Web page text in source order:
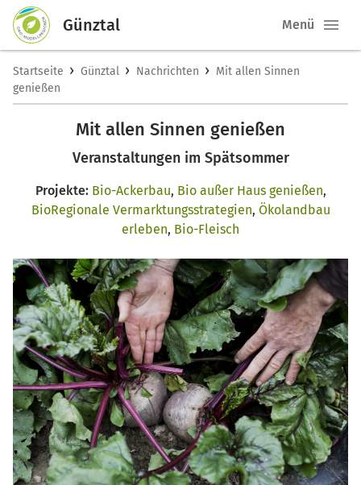
Günztal Menü
Startseite › Günztal › Nachrichten › Mit allen Sinnen
genießen
Mit allen Sinnen genießen
Veranstaltungen im Spätsommer
Projekte: Bio-Ackerbau, Bio außer Haus genießen,
BioRegionale Vermarktungsstrategien, Ökolandbau
erleben, Bio-Fleisch